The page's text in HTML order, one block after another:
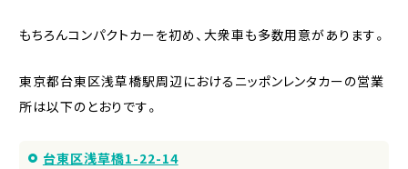
もちろんコンパクトカーを初め、大衆車も多数用意があります。
東京都台東区浅草橋駅周辺におけるニッポンレンタカーの営業
所は以下のとおりです。
台東区浅草橋1-22-14